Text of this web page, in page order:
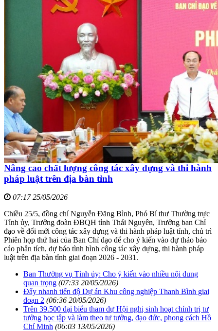
Nâng cao chất lượng công tác xây dựng và thi hành
pháp luật trên địa bàn tỉnh
07:17 25/05/2026
Chiều 25/5, đồng chí Nguyễn Đăng Bình, Phó Bí thư Thường trực
Tỉnh ủy, Trưởng đoàn ĐBQH tỉnh Thái Nguyên, Trưởng ban Chỉ
đạo về đổi mới công tác xây dựng và thi hành pháp luật tỉnh, chủ trì
Phiên họp thứ hai của Ban Chỉ đạo để cho ý kiến vào dự thảo báo
cáo phân tích, dự báo tình hình công tác xây dựng, thi hành pháp
luật trên địa bàn tỉnh giai đoạn 2026 - 2031.
Ban Thường vụ Tỉnh ủy: Cho ý kiến vào nhiều nội dung
quan trọng (07:33 20/05/2026)
Đẩy nhanh tiến độ Dự án Khu công nghiệp Thanh Bình giai
đoạn 2 (06:36 20/05/2026)
Trên 39.500 đại biểu tham dự Hội nghị sinh hoạt chính trị tư
tưởng học tập và làm theo tư tưởng, đạo đức, phong cách Hồ
Chí Minh (06:03 13/05/2026)